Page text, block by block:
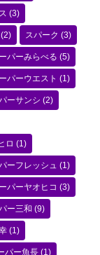
(3)
(2) スパーク (3)
パーみらべる (5)
パーウエスト (1)
ーサンシ (2)
ロ (1)
ーフレッシュ (1)
パーヤオヒコ (3)
ー三和 (9)
(1)
パー魚長 (1)